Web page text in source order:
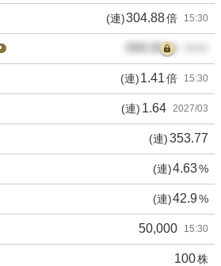
(連)304.88倍 15:30
000.00倍
(連)1.41倍 15:30
(連) 1.64 2027/03
(連)353.77
(連)4.63%
(連)42.9%
50,000 15:30
100株